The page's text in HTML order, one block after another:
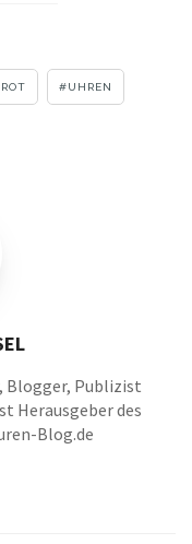
ROT UHREN
Blogger, Publizist
Herausgeber des
Blog.de